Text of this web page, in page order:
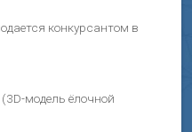
конкурсантом в
модель ёлочной